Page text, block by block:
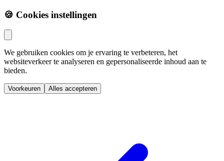
🍪 Cookies instellingen
We gebruiken cookies om je ervaring te verbeteren, het
websiteverkeer te analyseren en gepersonaliseerde inhoud aan te
bieden.
Voorkeuren Alles accepteren